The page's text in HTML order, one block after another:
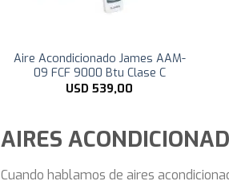
Aire Acondicionado James AAM-
09 FCF 9000 Btu Clase C
USD539,00
AIRES
Cuando hablamos de aires